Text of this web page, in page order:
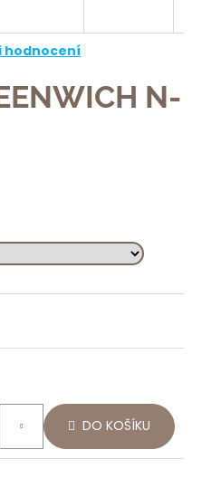
hodnocení
N-
DO KOŠÍKU